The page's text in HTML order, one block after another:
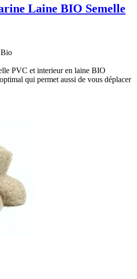
Laine BIO Semelle
Bio
PVC et interieur en laine BIO
qui permet aussi de vous déplacer